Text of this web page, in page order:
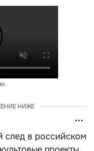
НИЖЕ
в российском